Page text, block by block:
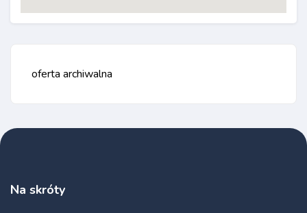
oferta archiwalna
Na skróty